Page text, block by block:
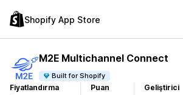
Shopify App Store
M2E Multichannel Connect
Built for Shopify
Fiyatlandırma
Puan
Geliştirici